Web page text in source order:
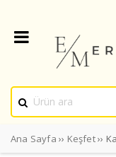
Ana Sayfa ›› Keşfet››